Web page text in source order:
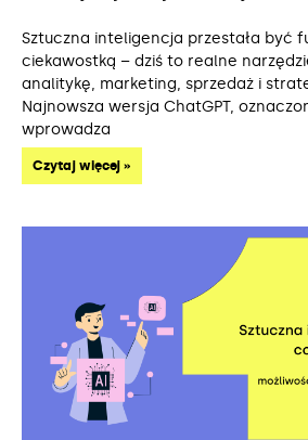
Sztuczna inteligencja przestała być
ciekawostką – dziś to realne
analitykę, marketing, sprzedaż i
Najnowsza wersja ChatGPT,
wprowadza
Czytaj więcej »